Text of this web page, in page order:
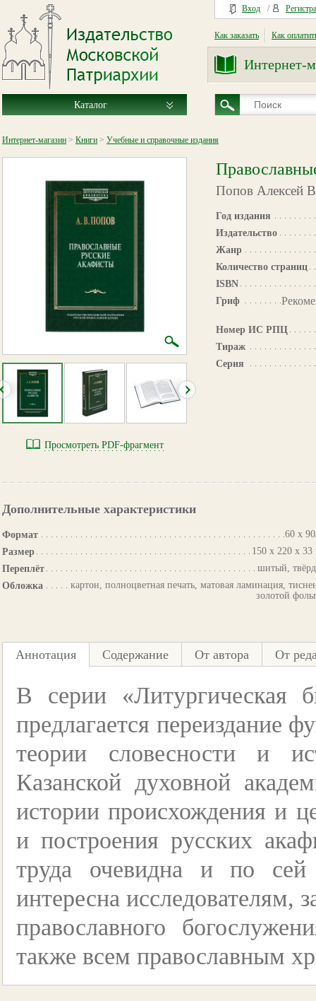
Вход /
Как заказать Как
Интернет-
Каталог
Интернет-магазин > Книги > Учебные и справочные издания
Просмотреть PDF-фрагмент
Попов Алексей
Год издания
Издательство
Жанр
Количество страниц
ISBN
Гриф
Номер ИС РПЦ
Тираж
Серия
Дополнительные характеристики
Формат
60 х
Размер
150 x 220 x
Переплёт
шитый,
Обложка
картон, полноцветная печать, матовая ламинация,
золотой
Аннотация Содержание От автора От
В серии «Литургическая
предлагается переиздание
теории словесности и
Казанской духовной
истории происхождения и
и построения русских
труда очевидна и по
интересна исследователям,
православного
также всем православным